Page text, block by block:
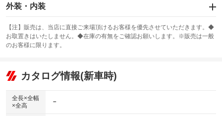
エアバッグ：運転席/助手席/サイド
：装備あり
：装備なし
サンルーフ
：装備あり ABS
リフトアップ
：装備なし
：装備なし
パワーウィンドウ
外装・内装
カーナビ：メモリーナビ他
：装備あり
TV
：装備なし
ビジュアル
：装備なし
：装備あり
革シート
【注】販売は、当店に直接ご来場頂けるお客様を優先させていただきます。◆
お取置きはいたしません。◆在庫の有無をご確認お願いします。※販売は一般
のお客様に限ります。
カタログ情報(新車時)
全長×全幅
×全高
－